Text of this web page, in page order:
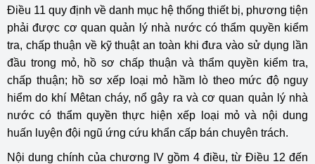
Điều 11 quy định về danh mục hệ thống thiết bị, phương tiện
phải được cơ quan quản lý nhà nước có thẩm quyền kiểm
tra, chấp thuận về kỹ thuật an toàn khi đưa vào sử dụng lần
đầu trong mỏ, hồ sơ chấp thuận và thẩm quyền kiểm tra,
chấp thuận; hồ sơ xếp loại mỏ hầm lò theo mức độ nguy
hiểm do khí Mêtan cháy, nổ gây ra và cơ quan quản lý nhà
nước có thẩm quyền thực hiện xếp loại mỏ và nội dung
huấn luyện đội ngũ ứng cứu khẩn cấp bán chuyên trách.
Nội dung chính của chương IV gồm 4 điều, từ Điều 12 đến